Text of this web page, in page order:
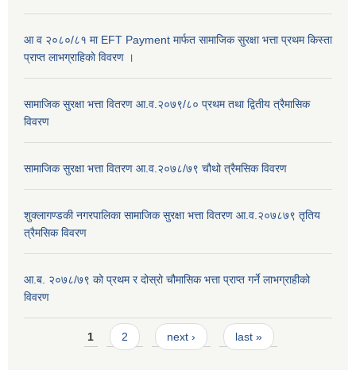
आ व २०८०/८१ मा EFT Payment मार्फत सामाजिक सुरक्षा भत्ता प्रथम किस्ता
प्राप्त लाभग्राहिकाे विवरण ।
सामाजिक सुरक्षा भत्ता वितरण आ.व.२०७९/८० प्रथम तथा द्वितीय त्रैमासिक
विवरण
सामाजिक सुरक्षा भत्ता वितरण आ.व.२०७८/७९ चौथो त्रैमसिक विवरण
शुक्लागण्डकी नगरपालिका सामाजिक सुरक्षा भत्ता वितरण आ.व.२०७८७९ तृतिय
त्रैमसिक विवरण
आ.ब. २०७८/७९ को प्रथम र दोस्रो चौमासिक भत्ता प्राप्त गर्ने लाभग्राहीको
विवरण
Pages1 2 next › last »